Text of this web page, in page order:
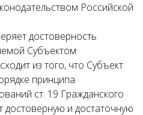
Российской
достоверность
Субъектом
из того, что Субъект
принципа
ст. 19 Гражданского
достоверную и достаточную